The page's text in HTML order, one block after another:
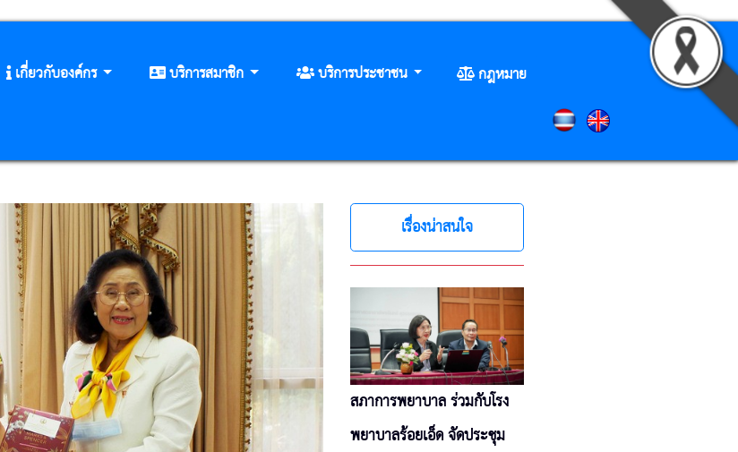
เกี่ยวกับองค์กร บริการสมาชิก บริการประชาชน
กฎหมาย
เรื่องน่าสนใจ
สภาการพยาบาล ร่วมกับโรง
พยาบาลร้อยเอ็ด จัดประชุม